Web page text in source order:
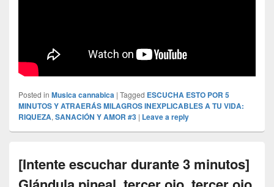
Posted in Musica cannabica | Tagged ESCUCHA ESTO POR 5
MINUTOS Y ATRAERÁS MILAGROS INEXPLICABLES A TU VIDA:
RIQUEZA, SANACIÓN Y AMOR #3 | Leave a reply
[Intente escuchar durante 3 minutos]